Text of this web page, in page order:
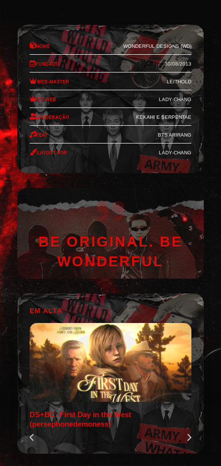
Nome Wonderful Designs (WD)
Fundado 30/08/2013
Web-Master Leithold
Co-Web Lady-Chang
Moderação Kekahi e Serpentae
Feat BTS Arirang
Layout por Lady-Chang
BE ORIGINAL. BE
WONDERFUL
EM ALTA
DS+BC: First Day in the West
(persephonedemoness)